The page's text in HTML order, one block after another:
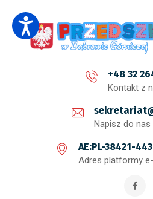
+48 32
Kontakt z
Napisz do nas
AE:PL-38421-
Adres platformy